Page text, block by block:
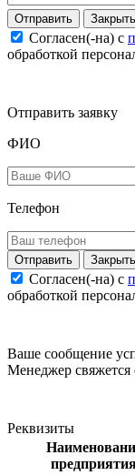
Закрыть
Согласен(-на) c
обработкой
Отправить заявку
ФИО
Телефон
Закрыть
Согласен(-на) c
обработкой
Ваше сообщение
Менеджер
Реквизиты